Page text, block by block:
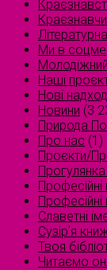
Ми в
Наші
Нові
Новини (3
Природа
Про нас (1)
Проєкти/
Професійні
Професійні
Славетні
Сузірʼя
Твоя
Читаємо